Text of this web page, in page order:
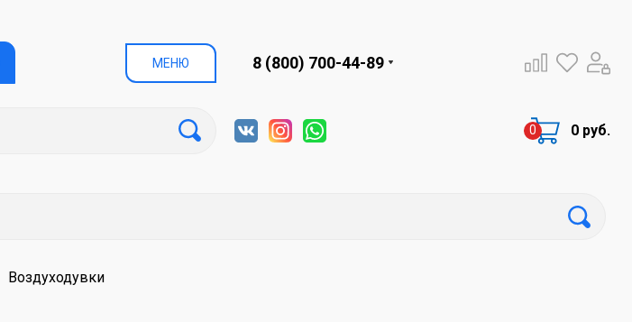
МЕНЮ 8 (800) 700-44-89
0 руб.
Воздуходувки